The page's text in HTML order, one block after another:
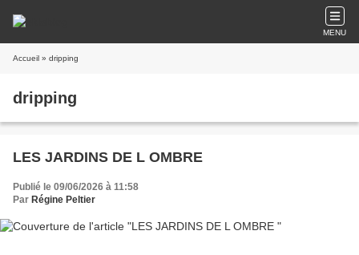
MENU
Accueil » dripping
dripping
LES JARDINS DE L OMBRE
Publié le 09/06/2026 à 11:58
Par Régine Peltier